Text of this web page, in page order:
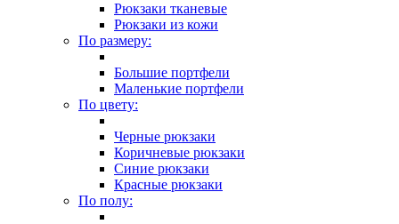
Рюкзаки тканевые
Рюкзаки из кожи
По размеру:
Большие портфели
Маленькие портфели
По цвету:
Черные рюкзаки
Коричневые рюкзаки
Синие рюкзаки
Красные рюкзаки
По полу: